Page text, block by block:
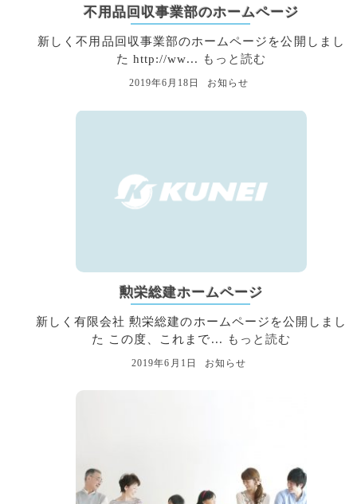
不用品回収事業部のホームページ
新しく不用品回収事業部のホームページを公開しまし
た http://ww...
もっと読む
2019年6月18日 お知らせ
勲栄総建ホームページ
新しく有限会社 勲栄総建のホームページを公開しまし
た この度、これまで...
もっと読む
2019年6月1日 お知らせ